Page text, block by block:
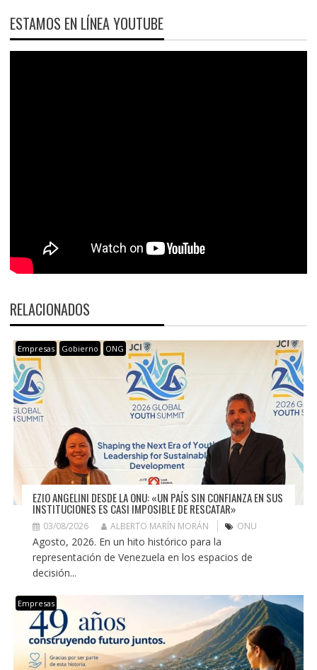
ESTAMOS EN LÍNEA YOUTUBE
RELACIONADOS
Empresas Gobierno ONG
EZIO ANGELINI DESDE LA ONU: «UN PAÍS SIN CONFIANZA EN SUS
INSTITUCIONES ES CASI IMPOSIBLE DE RESCATAR»
03/08/2026 ALBERTO MARÍN MORÁN ONU
Agosto, 2026. En un hito histórico para la
representación de Venezuela en los espacios de
decisión...
Empresas